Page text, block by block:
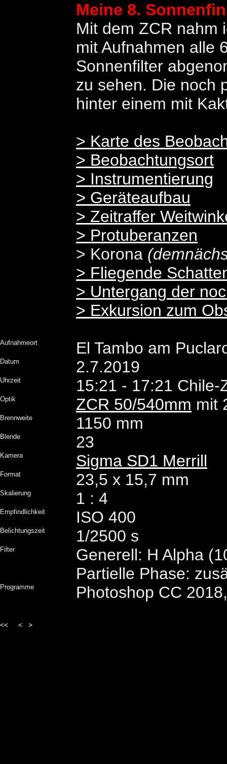
Meine 8.
Mit dem ZCR nahm
mit Aufnahmen alle
Sonnenfilter
zu sehen. Die noch
hinter einem mit
> Karte des
> Beobachtungsort
> Instrumentierung
> Geräteaufbau
> Zeitraffer
> Protuberanzen
> Korona
> Fliegende
> Untergang der
> Exkursion zum
Aufnahmeort El Tambo am
Datum 2.7.2019
Uhrzeit 15:21 - 17:21 Chile-
Optik ZCR 50/540mm mit
Brennweite 1150 mm
Blende 23
Kamera Sigma SD1 Merrill
Format 23,5 x 15,7 mm
Skalierung 1 : 4
Empfindlichkeit ISO 400
Belichtungszeit 1/2500 s
Filter
Generell: H Alpha
Partielle Phase:
Programme Photoshop CC
<< < >